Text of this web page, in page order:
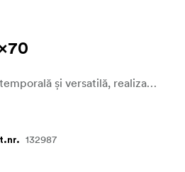
Calla este o ramă foto atemporală și versatilă, realizată din MDF certificat FSC®, cu finisaj mat și culoare albă, care îmbină durabilitatea cu stilul rafinat. Cu un profil grandios de 20 mm lățime și 25 mm grosime, Calla oferă o prezență subtilă, dar elegantă, ce se potrivește perfect atât în interioare moderne, cât și tradiționale.
132987